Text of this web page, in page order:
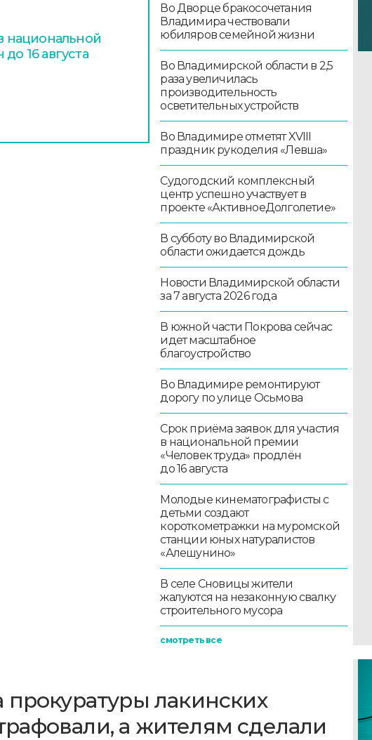
национальной
16 августа
Во Дворце бракосочетания
Владимира чествовали
юбиляров семейной жизни
Во Владимирской области в 2,5
раза увеличилась
производительность
осветительных устройств
Во Владимире отметят XVIII
праздник рукоделия «Левша»
Судогодский комплексный
центр успешно участвует в
проекте «АктивноеДолголетие»
В субботу во Владимирской
области ожидается дождь
Новости Владимирской области
за 7 августа 2026 года
В южной части Покрова сейчас
идет масштабное
благоустройство
Во Владимире ремонтируют
дорогу по улице Осьмова
Срок приёма заявок для участия
в национальной премии
«Человек труда» продлён
до 16 августа
Молодые кинематографисты с
детьми создают
короткометражки на муромской
станции юных натуралистов
«Алешунино»
В селе Сновицы жители
жалуются на незаконную свалку
строительного мусора
смотреть все
лакинских
а жителям сделали